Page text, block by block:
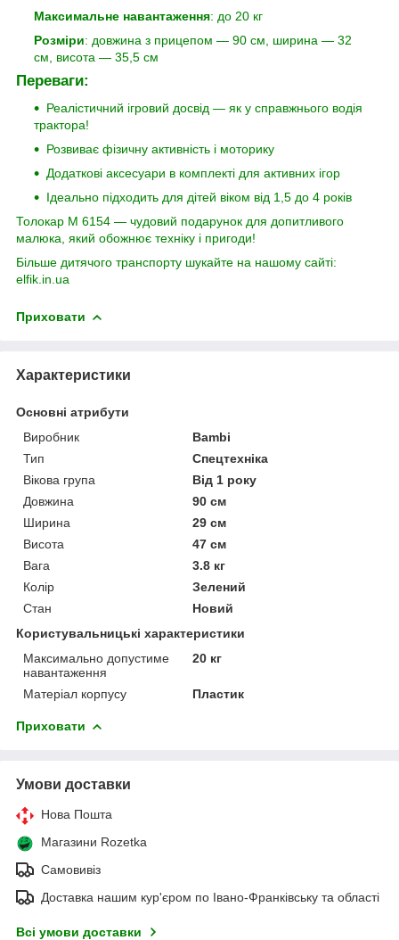
Максимальне навантаження: до 20 кг
Розміри: довжина з прицепом — 90 см, ширина — 32
см, висота — 35,5 см
Переваги:
Реалістичний ігровий досвід — як у справжнього водія
трактора!
Розвиває фізичну активність і моторику
Додаткові аксесуари в комплекті для активних ігор
Ідеально підходить для дітей віком від 1,5 до 4 років
Толокар M 6154 — чудовий подарунок для допитливого
малюка, який обожнює техніку і пригоди!
Більше дитячого транспорту шукайте на нашому сайті:
elfik.in.ua
Приховати
Характеристики
Основні атрибути
Виробник
Bambi
Тип
Спецтехніка
Вікова група
Від 1 року
Довжина
90 см
Ширина
29 см
Висота
47 см
Вага
3.8 кг
Колір
Зелений
Стан
Новий
Користувальницькі характеристики
Максимально допустиме
навантаження
20 кг
Матеріал корпусу Пластик
Приховати
Умови доставки
Нова Пошта
Магазини Rozetka
Самовивіз
Доставка нашим кур'єром по Івано-Франківську та області
Всі умови доставки